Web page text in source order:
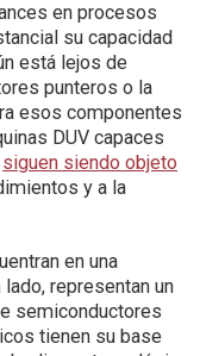
en procesos
su capacidad
está lejos de
punteros o la
esos componentes
DUV capaces
siguen siendo objeto
y a la
en una
representan un
semiconductores
tienen su base